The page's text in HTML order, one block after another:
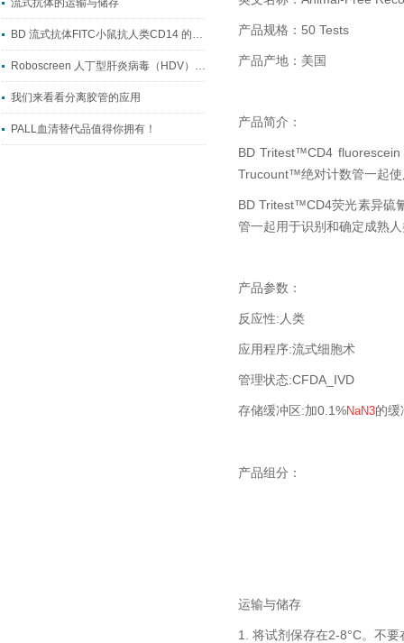
流式抗体的运输与储存
BD 流式抗体FITC小鼠抗人类CD14 的主要作用
Roboscreen 人丁型肝炎病毒（HDV）RNA定量试剂盒检测原理
我们来看看分离胶管的应用
PALL血清替代品值得你拥有！
产品规格：50 Tests
产品产地：美国
产品简介：
BD Tritest™CD4
Trucount™绝对计数管一起使
BD Tritest™CD4荧光素异硫
管一起用于识别和确定成熟
产品参数：
反应性:人类
应用程序:流式细胞术
管理状态:CFDA_IVD
存储缓冲区:加0.1%NaN3的缓
产品组分：
运输与储存
1. 将试剂保存在2-8°C。不